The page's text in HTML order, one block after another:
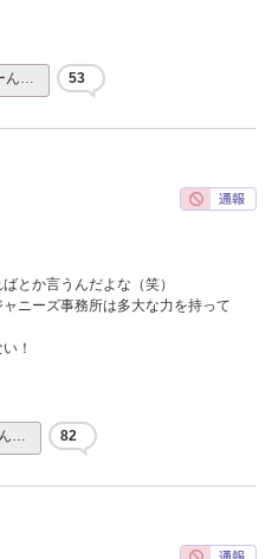
ん… 53
とか言うんだよな（笑）
ニーズ事務所は多大な力を持って
！
… 82